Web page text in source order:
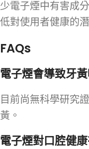
少電子煙中有害成
低對使用者健康的
FAQs
電子煙會導致牙黃
目前尚無科學研究
黃。
電子煙對口腔健